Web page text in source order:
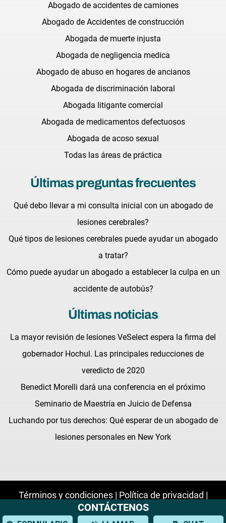
Abogado de accidentes de camiones
Abogado de Accidentes de construcción
Abogada de muerte injusta
Abogada de negligencia medica
Abogado de abuso en hogares de ancianos
Abogada de discriminación laboral
Abogada litigante comercial
Abogada de medicamentos defectuosos
Abogada de acoso sexual
Todas las áreas de práctica
Últimas preguntas frecuentes
Qué debo llevar a mi consulta inicial con un abogado de
lesiones cerebrales?
Qué tipos de lesiones cerebrales puede ayudar un abogado
a tratar?
Cómo puede ayudar un abogado a establecer la culpa en un
accidente de autobús?
Últimas noticias
La mayor revisión de lesiones VeSelect espera la firma del
gobernador Hochul. Las principales reducciones de
veredicto de 2020
Benedict Morelli dará una conferencia en el próximo
Seminario de Maestría en Juicio de Defensa
Luchando por tus derechos: Qué esperar de un abogado de
lesiones personales en New York
Términos y condiciones | Política de privacidad |
Mapa del sitio
CONTÁCTENOS